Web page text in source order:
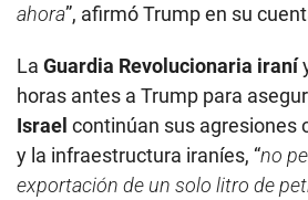
ahora”, afirmó Trump en su
La Guardia Revolucionaria iraní
horas antes a Trump para
Israel continúan sus agresiones
y la infraestructura iraníes, “no
exportación de un solo litro de